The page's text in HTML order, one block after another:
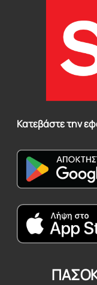
Κατεβάστε την
ΠΑΣΟΚ